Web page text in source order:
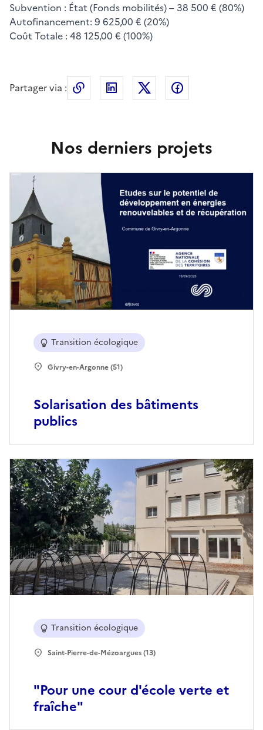
Subvention : État (Fonds mobilités) – 38 500 € (80%)
Autofinancement: 9 625,00 € (20%)
Coût Totale : 48 125,00 € (100%)
Partager via : Copier le lien de la page dans le
LinkedIn
Nos derniers projets
Solarisation des bâtiments
publics
Transition écologique
Givry-en-Argonne (51)
"Pour une cour d'école verte et
fraîche"
Transition écologique
Saint-Pierre-de-Mézoargues (13)